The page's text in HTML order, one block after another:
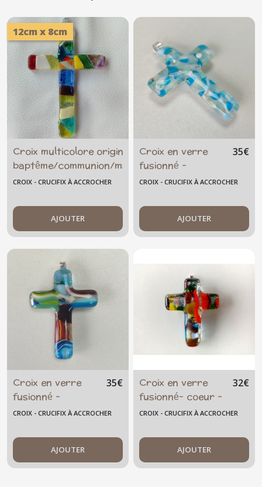
12cm x 8cm
Croix multicolore originale
baptême/communion/mariage
36€
CROIX - CRUCIFIX À ACCROCHER
AJOUTER
Croix en verre
fusionné -
baptême -
accrocher -
transparente bleu
- crucifix
catholique -
confirmation -
artisanal
35€
CROIX - CRUCIFIX À ACCROCHER
AJOUTER
Croix en verre
fusionné -
baptême -
accrocher -
multicolore-
catholique -
35€
CROIX - CRUCIFIX À ACCROCHER
AJOUTER
Croix en verre
fusionné- coeur -
baptême -
accrocher -
multicolore-
catholique -
32€
CROIX - CRUCIFIX À ACCROCHER
AJOUTER